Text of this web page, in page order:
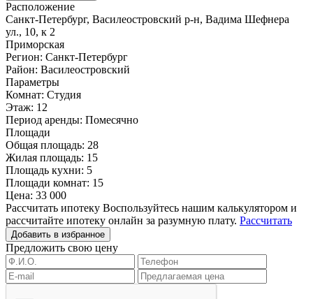
Расположение
Санкт-Петербург, Василеостровский р-н, Вадима Шефнера
ул., 10, к 2
Приморская
Регион: Санкт-Петербург
Район: Василеостровский
Параметры
Комнат: Студия
Этаж: 12
Период аренды: Помесячно
Площади
Общая площадь: 28
Жилая площадь: 15
Площадь кухни: 5
Площади комнат: 15
Цена: 33 000
Рассчитать ипотеку Воспользуйтесь нашим калькулятором и
рассчитайте ипотеку онлайн за разумную плату. Рассчитать
Добавить в избранное
Предложить свою цену